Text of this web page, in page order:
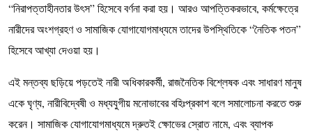
“নিরাপত্তাহীনতার উৎস” হিসেবে বর্ণনা করা হয়। আরও আপত্তিকরভাবে, কর্মক্ষেত্রে
নারীদের অংশগ্রহণ ও সামাজিক যোগাযোগমাধ্যমে তাদের উপস্থিতিকে “নৈতিক পতন”
হিসেবে আখ্যা দেওয়া হয়।
এই মন্তব্য ছড়িয়ে পড়তেই নারী অধিকারকর্মী, রাজনৈতিক বিশ্লেষক এবং সাধারণ মানুষ
একে ঘৃণ্য, নারীবিদ্বেষী ও মধ্যযুগীয় মনোভাবের বহিঃপ্রকাশ বলে সমালোচনা করতে শুরু
করেন। সামাজিক যোগাযোগমাধ্যমে দ্রুতই ক্ষোভের স্রোত নামে, এবং ব্যাপক